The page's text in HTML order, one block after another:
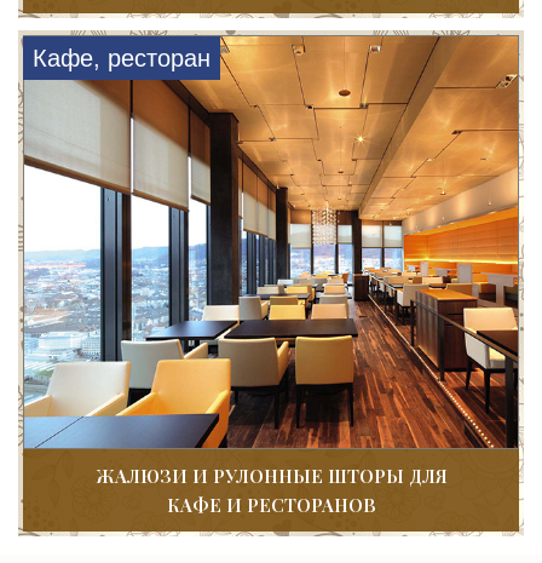
Кафе, ресторан
ЖАЛЮЗИ И РУЛОННЫЕ ШТОРЫ ДЛЯ
КАФЕ И РЕСТОРАНОВ